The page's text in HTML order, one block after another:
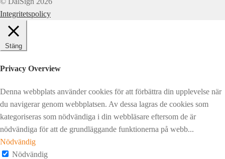
Integritetspolicy
Stäng
Privacy Overview
Denna webbplats använder cookies för att förbättra din upplevelse när
du navigerar genom webbplatsen. Av dessa lagras de cookies som
kategoriseras som nödvändiga i din webbläsare eftersom de är
nödvändiga för att de grundläggande funktionerna på webb...
Nödvändig
Nödvändig